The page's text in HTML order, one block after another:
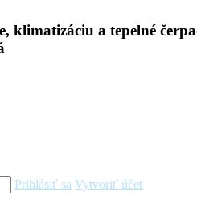
Prihlásiť sa Vytvoriť účet